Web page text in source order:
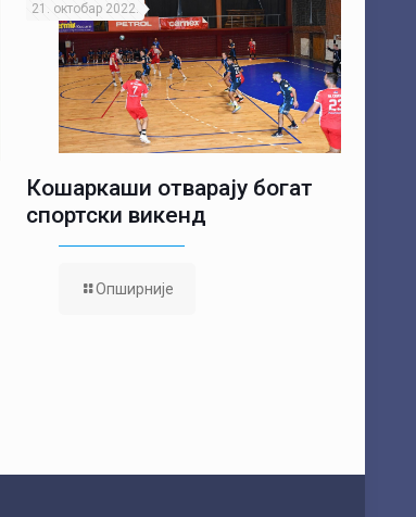
21. октобар 2022.
Кошаркаши отварају богат
спортски викенд
Опширније